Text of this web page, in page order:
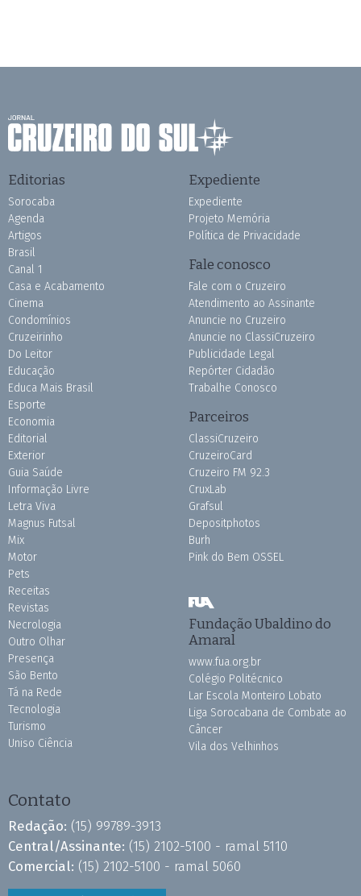
Editorias
Sorocaba
Agenda
Artigos
Brasil
Canal 1
Casa e Acabamento
Cinema
Condomínios
Cruzeirinho
Do Leitor
Educação
Educa Mais Brasil
Esporte
Economia
Editorial
Exterior
Guia Saúde
Informação Livre
Letra Viva
Magnus Futsal
Mix
Motor
Pets
Receitas
Revistas
Necrologia
Outro Olhar
Presença
São Bento
Tá na Rede
Tecnologia
Turismo
Uniso Ciência
Expediente
Expediente
Projeto Memória
Política de Privacidade
Fale conosco
Fale com o Cruzeiro
Atendimento ao Assinante
Anuncie no Cruzeiro
Anuncie no ClassiCruzeiro
Publicidade Legal
Repórter Cidadão
Trabalhe Conosco
Parceiros
ClassiCruzeiro
CruzeiroCard
Cruzeiro FM 92.3
CruxLab
Grafsul
Depositphotos
Burh
Pink do Bem OSSEL
Fundação Ubaldino do
Amaral
www.fua.org.br
Colégio Politécnico
Lar Escola Monteiro Lobato
Liga Sorocabana de Combate ao
Câncer
Vila dos Velhinhos
Contato
Redação: (15) 99789-3913
Central/Assinante: (15) 2102-5100 - ramal 5110
Comercial: (15) 2102-5100 - ramal 5060